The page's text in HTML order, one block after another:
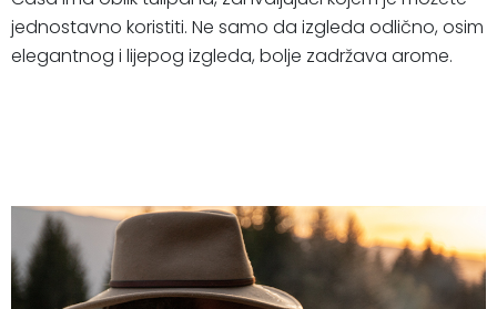
jednostavno koristiti. Ne samo da izgleda odlično, osim
elegantnog i lijepog izgleda, bolje zadržava arome.